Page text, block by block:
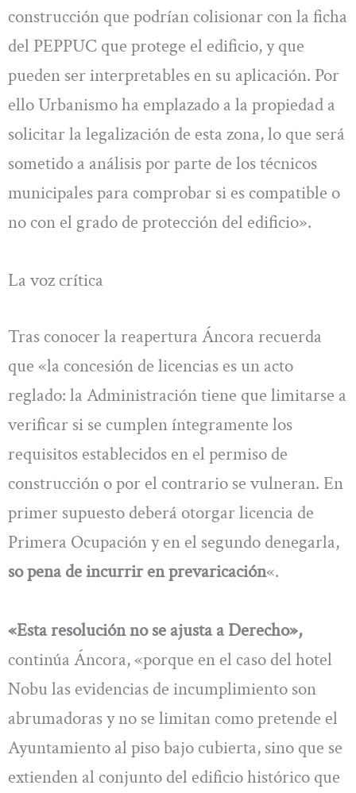
construcción que podrían colisionar con la ficha
del PEPPUC que protege el edificio, y que
pueden ser interpretables en su aplicación. Por
ello Urbanismo ha emplazado a la propiedad a
solicitar la legalización de esta zona, lo que será
sometido a análisis por parte de los técnicos
municipales para comprobar si es compatible o
no con el grado de protección del edificio».
La voz crítica
Tras conocer la reapertura Áncora recuerda
que «la concesión de licencias es un acto
reglado: la Administración tiene que limitarse a
verificar si se cumplen íntegramente los
requisitos establecidos en el permiso de
construcción o por el contrario se vulneran. En
primer supuesto deberá otorgar licencia de
Primera Ocupación y en el segundo denegarla,
so pena de incurrir en prevaricación«.
«Esta resolución no se ajusta a Derecho»,
continúa Áncora, «porque en el caso del hotel
Nobu las evidencias de incumplimiento son
abrumadoras y no se limitan como pretende el
Ayuntamiento al piso bajo cubierta, sino que se
extienden al conjunto del edificio histórico que